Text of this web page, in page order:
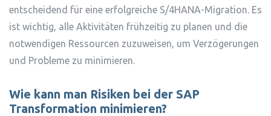
entscheidend für eine erfolgreiche S/4HANA-Migration. Es
ist wichtig, alle Aktivitäten frühzeitig zu planen und die
notwendigen Ressourcen zuzuweisen, um Verzögerungen
und Probleme zu minimieren.
Wie kann man Risiken bei der SAP
Transformation minimieren?